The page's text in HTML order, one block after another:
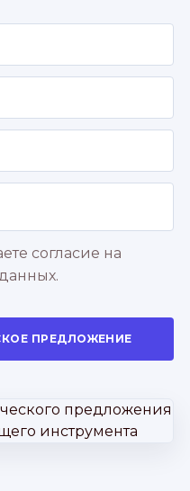
согласие на
ПРЕДЛОЖЕНИЕ